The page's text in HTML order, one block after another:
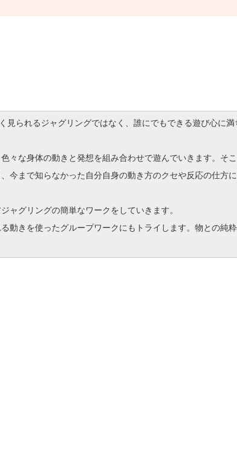
見られるジャグリングではなく、誰にでもできる遊び心に
々な身体の動きと発想を組み合わせで遊んでいきます。そ
今まで知らなかった自分自身の動き方のクセや反応の仕方
ャグリングの簡単なワークをしていきます。
動きを使ったグループワークにもトライします。物との純